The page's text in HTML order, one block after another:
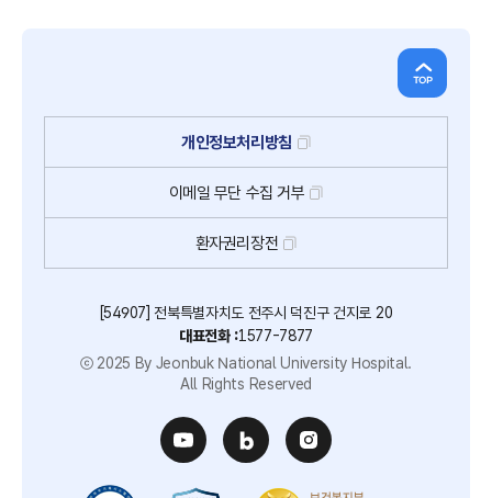
개인정보처리방침
이메일 무단 수집 거부
환자권리장전
[54907] 전북특별자치도 전주시 덕진구 건지로 20
대표전화 :1577-7877
ⓒ 2025 By Jeonbuk National University Hospital.
All Rights Reserved